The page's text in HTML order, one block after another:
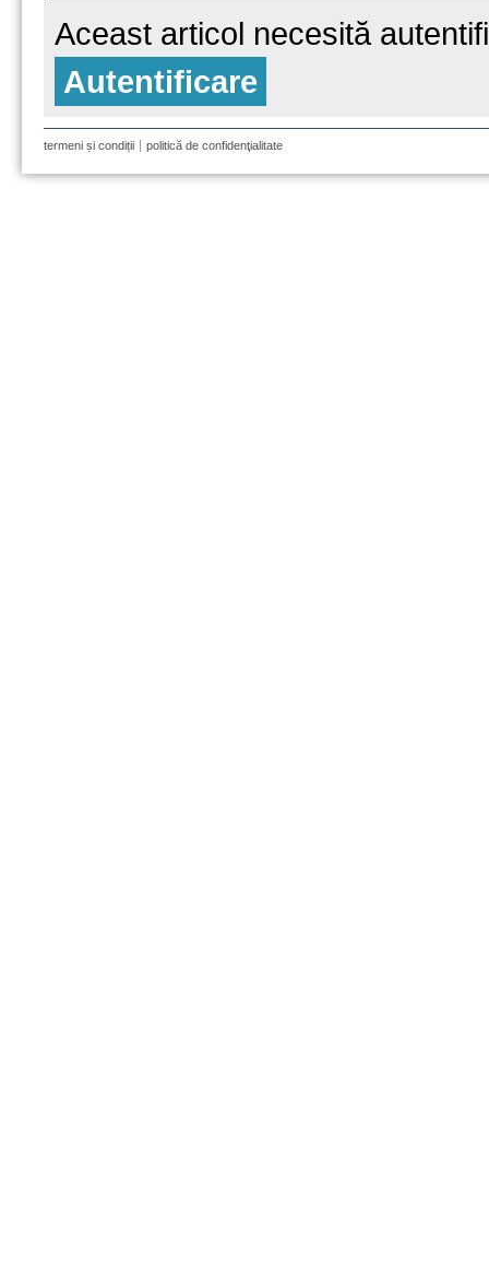
Aceast articol necesită
Autentificare
termeni și condiții politică de confidenţialitate